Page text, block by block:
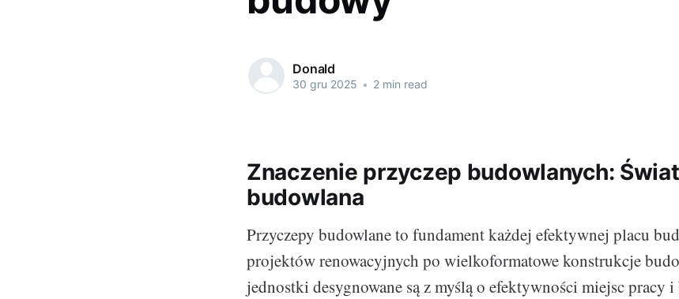
Donald
30 gru 2025 • 2 min read
Znaczenie przyczep budowlanych:
budowlana
Przyczepy budowlane to fundament każdej efektywnej placu
projektów renowacyjnych po wielkoformatowe konstrukcje
jednostki desygnowane są z myślą o efektywności miejsc pracy